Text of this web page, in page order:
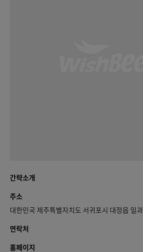
간략소개
주소
대한민국 제주특별자치도 서귀포시 대정읍 일
연락처
홈페이지